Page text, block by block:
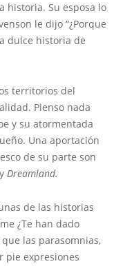
historia. Su esposa lo
le dijo “¿Porque
dulce historia de
territorios del
Pienso nada
y su atormentada
Una aportación
de su parte son
y Dreamland.
de las historias
¿Te han dado
las parasomnias,
pie expresiones